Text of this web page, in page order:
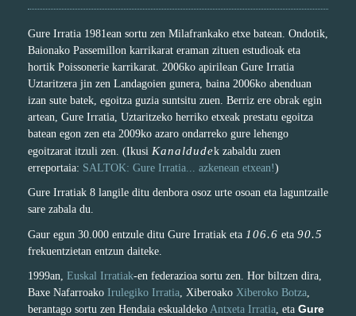
Gure Irratia 1981ean sortu zen Milafrankako etxe batean. Ondotik,
Baionako Passemillon karrikarat eraman zituen estudioak eta
hortik Poissonerie karrikarat. 2006ko apirilean Gure Irratia
Uztaritzera jin zen Landagoien gunera, baina 2006ko abenduan
izan sute batek, egoitza guzia suntsitu zuen. Berriz ere obrak egin
artean, Gure Irratia, Uztaritzeko herriko etxeak prestatu egoitza
batean egon zen eta 2009ko azaro ondarreko gure lehengo
egoitzarat itzuli zen. (Ikusi Kanaldudek zabaldu zuen
erreportaia: SALTOK: Gure Irratia... azkenean etxean!)
Gure Irratiak 8 langile ditu denbora osoz urte osoan eta laguntzaile
sare zabala du.
Gaur egun 30.000 entzule ditu Gure Irratiak eta 106.6 eta 90.5
frekuentzietan entzun daiteke.
1999an, Euskal Irratiak-en federazioa sortu zen. Hor biltzen dira,
Baxe Nafarroako Irulegiko Irratia, Xiberoako Xiberoko Botza,
berantago sortu zen Hendaia eskualdeko Antxeta Irratia, eta Gure